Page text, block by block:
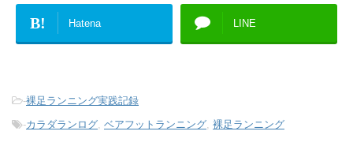
B! Hatena LINE
-裸足ランニング実践記録
-カラダランログ, ベアフットランニング, 裸足ランニング